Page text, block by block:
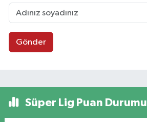
Gönder
Süper Lig Puan Durumu